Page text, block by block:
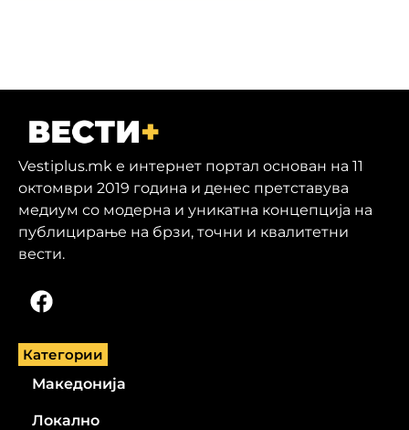
Vestiplus.mk е интернет портал основан на 11
октомври 2019 година и денес претставува
медиум со модерна и уникатна концепција на
публицирање на брзи, точни и квалитетни
вести.
Категории
Македонија
Локално